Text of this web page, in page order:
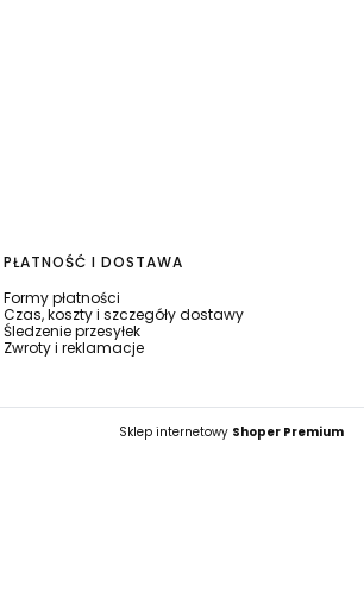
PŁATNOŚĆ I DOSTAWA
Formy płatności
Czas, koszty i szczegóły dostawy
Śledzenie przesyłek
Zwroty i reklamacje
Sklep internetowy Shoper Premium